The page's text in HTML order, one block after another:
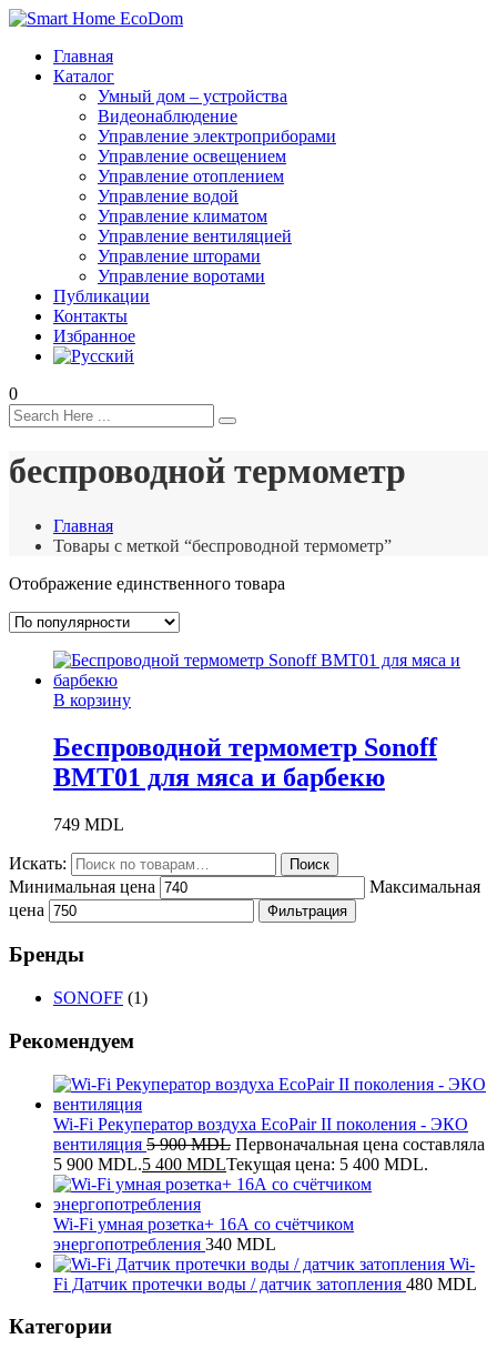
Главная
Каталог
Умный дом – устройства
Видеонаблюдение
Управление электроприборами
Управление освещением
Управление отоплением
Управление водой
Управление климатом
Управление вентиляцией
Управление шторами
Управление воротами
Публикации
Контакты
Избранное
0
беспроводной термометр
Главная
Товары с меткой “беспроводной термометр”
Отображение единственного товара
В корзину
Беспроводной термометр Sonoff
BMT01 для мяса и барбекю
749 MDL
Искать: Поиск
Минимальная цена
Максимальная
цена
Фильтрация
Бренды
SONOFF (1)
Рекомендуем
Wi-Fi Рекуператор воздуха EcoPair II поколения - ЭКО
вентиляция 5 900MDL Первоначальная цена составляла
5 900 MDL.5 400 MDLТекущая цена: 5 400 MDL.
Wi-Fi умная розетка+ 16А со счётчиком
энергопотребления 340 MDL
Wi-
Fi Датчик протечки воды / датчик затопления 480 MDL
Категории